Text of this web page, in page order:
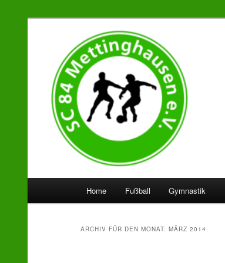
SC 84
Zum
Zum
Home Fußball Gymnastik
ARCHIV FÜR DEN MONAT:MÄRZ 2014